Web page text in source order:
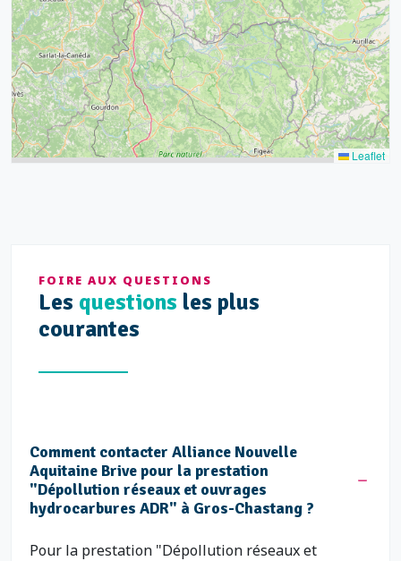
21
14
Leaflet
FOIRE AUX QUESTIONS
Les questions les plus
courantes
Comment contacter Alliance Nouvelle
Aquitaine Brive pour la prestation
"Dépollution réseaux et ouvrages
hydrocarbures ADR" à Gros-Chastang ?
Pour la prestation "Dépollution réseaux et